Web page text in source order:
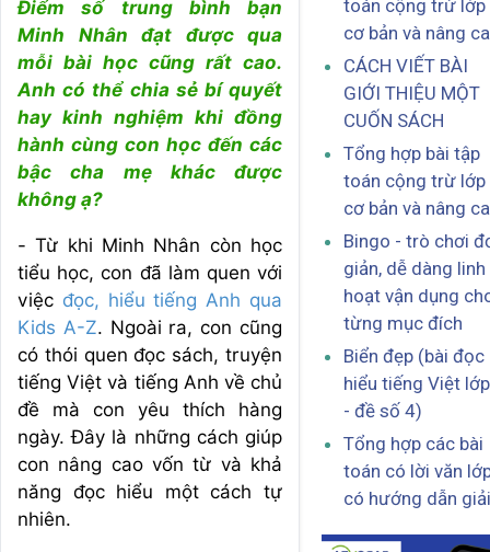
Điểm số trung bình bạn
Minh Nhân đạt được qua
mỗi bài học cũng rất cao.
Anh có thể chia sẻ bí quyết
hay kinh nghiệm khi đồng
hành cùng con học đến các
bậc cha mẹ khác được
không ạ?
- Từ khi Minh Nhân còn học
tiểu học, con đã làm quen với
việc đọc, hiểu tiếng Anh qua
Kids A-Z. Ngoài ra, con cũng
có thói quen đọc sách, truyện
tiếng Việt và tiếng Anh về chủ
đề mà con yêu thích hàng
ngày. Đây là những cách giúp
con nâng cao vốn từ và khả
năng đọc hiểu một cách tự
nhiên.
toán cộng trừ lớp
cơ bản và nâng
CÁCH VIẾT BÀI
GIỚI THIỆU MỘT
CUỐN SÁCH
Tổng hợp bài tập
toán cộng trừ lớp
cơ bản và nâng
Bingo - trò chơi
giản, dễ dàng linh
hoạt vận dụng
từng mục đích
Biển đẹp (bài đọc
hiểu tiếng Việt
- đề số 4)
Tổng hợp các bài
toán có lời văn
có hướng dẫn giải